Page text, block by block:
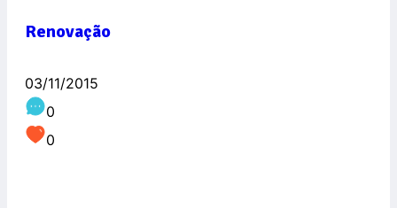
Renovação
03/11/2015
0
0